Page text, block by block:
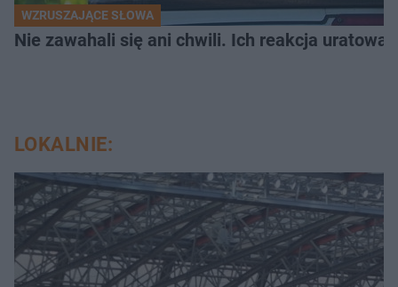
WZRUSZAJĄCE SŁOWA
Nie zawahali się ani chwili. Ich reakcja
LOKALNIE: